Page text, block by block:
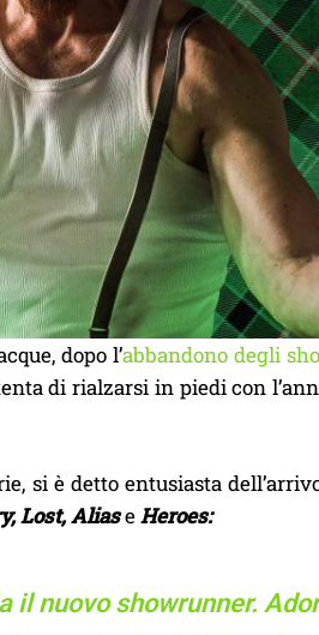
dopo l’abbandono degli
di rialzarsi in piedi con
si è detto entusiasta
Lost, AliaseHeroes:
il nuovo showrunner.